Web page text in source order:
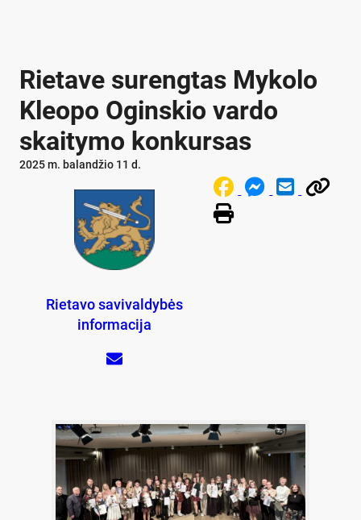
Rietave surengtas Mykolo
Kleopo Oginskio vardo
skaitymo konkursas
2025 m. balandžio 11 d.
Rietavo savivaldybės
informacija